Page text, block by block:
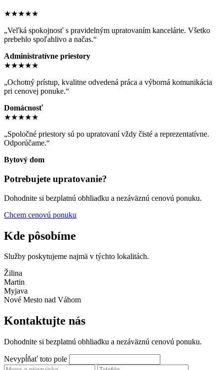
★★★★★
„Veľká spokojnosť s pravidelným upratovaním kancelárie. Všetko
prebehlo spoľahlivo a načas.“
Administratívne priestory
★★★★★
„Ochotný prístup, kvalitne odvedená práca a výborná komunikácia
pri cenovej ponuke.“
Domácnosť
★★★★★
„Spoločné priestory sú po upratovaní vždy čisté a reprezentatívne.
Odporúčame.“
Bytový dom
Potrebujete upratovanie?
Dohodnite si bezplatnú obhliadku a nezáväznú cenovú ponuku.
Chcem cenovú ponuku
Kde pôsobíme
Služby poskytujeme najmä v týchto lokalitách.
Žilina
Martin
Myjava
Nové Mesto nad Váhom
Kontaktujte nás
Dohodnite si bezplatnú obhliadku a nezáväznú cenovú ponuku.
Nevypĺňať toto pole